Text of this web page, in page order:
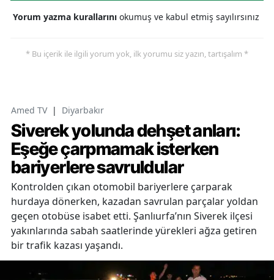
Yorum yazma kurallarını okumuş ve kabul etmiş sayılırsınız
* Bu içerik ile ilgili yorum yok, ilk yorumu siz yazın, tartışalım *
Amed TV | Diyarbakır
Siverek yolunda dehşet anları:
Eşeğe çarpmamak isterken
bariyerlere savruldular
Kontrolden çıkan otomobil bariyerlere çarparak
hurdaya dönerken, kazadan savrulan parçalar yoldan
geçen otobüse isabet etti. Şanlıurfa’nın Siverek ilçesi
yakınlarında sabah saatlerinde yürekleri ağza getiren
bir trafik kazası yaşandı.